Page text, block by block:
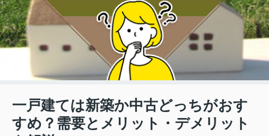
一戸建ては新築か中古どっちがおす
すめ？需要とメリット・デメリット